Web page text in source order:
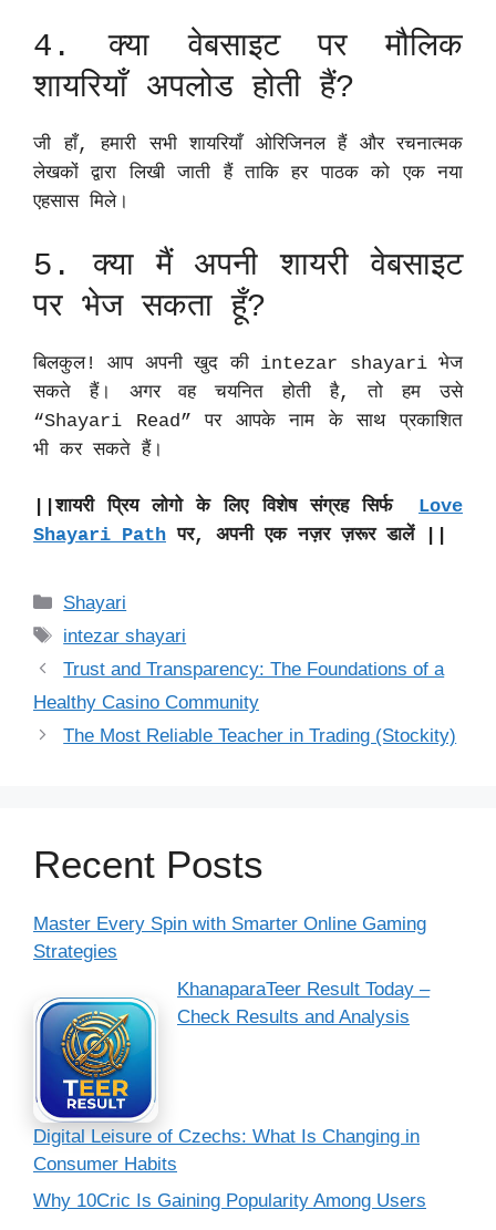
4. क्या वेबसाइट पर मौलिक
शायरियाँ अपलोड होती हैं?
जी हाँ, हमारी सभी शायरियाँ ओरिजिनल हैं और रचनात्मक
लेखकों द्वारा लिखी जाती हैं ताकि हर पाठक को एक नया
एहसास मिले।
5. क्या मैं अपनी शायरी वेबसाइट
पर भेज सकता हूँ?
बिलकुल! आप अपनी खुद की intezar shayari भेज
सकते हैं। अगर वह चयनित होती है, तो हम उसे
“Shayari Read” पर आपके नाम के साथ प्रकाशित
भी कर सकते हैं।
||शायरी प्रिय लोगो के लिए विशेष संग्रह सिर्फ Love
Shayari Path पर, अपनी एक नज़र ज़रूर डालें ||
Categories
Shayari
Tags
intezar shayari
Trust and Transparency: The Foundations of a
Healthy Casino Community
The Most Reliable Teacher in Trading (Stockity)
Recent Posts
Master Every Spin with Smarter Online Gaming
Strategies
KhanaparaTeer Result Today –
Check Results and Analysis
Digital Leisure of Czechs: What Is Changing in
Consumer Habits
Why 10Cric Is Gaining Popularity Among Users